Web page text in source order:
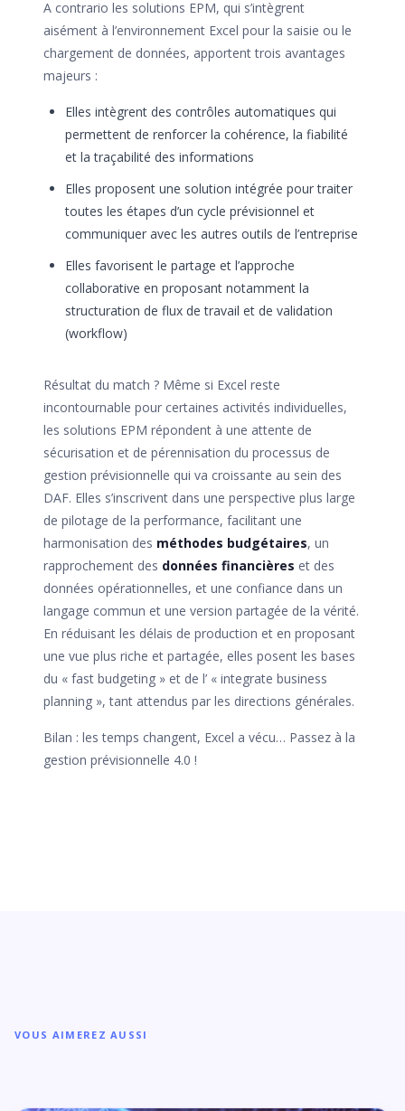
A contrario les solutions EPM, qui s’intègrent
aisément à l’environnement Excel pour la saisie ou le
chargement de données, apportent trois avantages
majeurs :
Elles intègrent des contrôles automatiques qui
permettent de renforcer la cohérence, la fiabilité
et la traçabilité des informations
Elles proposent une solution intégrée pour traiter
toutes les étapes d’un cycle prévisionnel et
communiquer avec les autres outils de l’entreprise
Elles favorisent le partage et l’approche
collaborative en proposant notamment la
structuration de flux de travail et de validation
(workflow)
Résultat du match ? Même si Excel reste
incontournable pour certaines activités individuelles,
les solutions EPM répondent à une attente de
sécurisation et de pérennisation du processus de
gestion prévisionnelle qui va croissante au sein des
DAF. Elles s’inscrivent dans une perspective plus large
de pilotage de la performance, facilitant une
harmonisation des méthodes budgétaires, un
rapprochement des données financières et des
données opérationnelles, et une confiance dans un
langage commun et une version partagée de la vérité.
En réduisant les délais de production et en proposant
une vue plus riche et partagée, elles posent les bases
du « fast budgeting » et de l’ « integrate business
planning », tant attendus par les directions générales.
Bilan : les temps changent, Excel a vécu… Passez à la
gestion prévisionnelle 4.0 !
VOUS AIMEREZ AUSSI